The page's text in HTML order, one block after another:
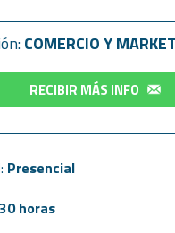
COMERCIO Y
RECIBIR MÁS INFO
Presencial
30 horas